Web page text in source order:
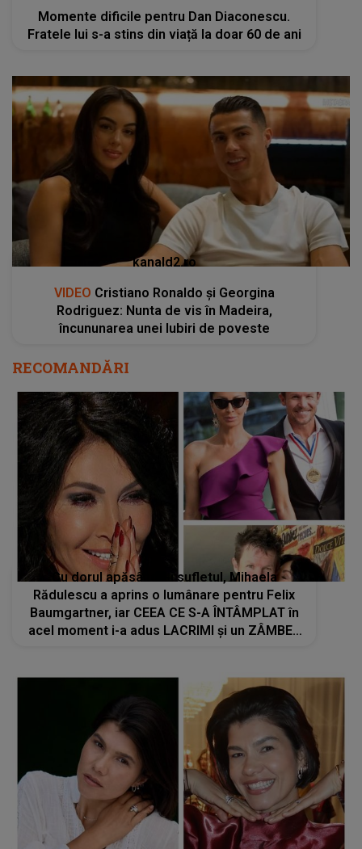
Momente dificile pentru Dan Diaconescu.
Fratele lui s-a stins din viață la doar 60 de ani
kanald2.ro
VIDEO Cristiano Ronaldo și Georgina
Rodriguez: Nunta de vis în Madeira,
încununarea unei Iubiri de poveste
RECOMANDĂRI
Cu dorul apăsându-i sufletul, Mihaela
Rădulescu a aprins o lumânare pentru Felix
Baumgartner, iar CEEA CE S-A ÎNTÂMPLAT în
acel moment i-a adus LACRIMI și un ZÂMBET